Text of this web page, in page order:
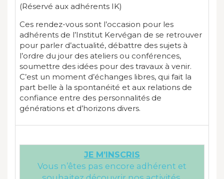
(Réservé aux adhérents IK)
Ces rendez-vous sont l’occasion pour les
adhérents de l’Institut Kervégan de se retrouver
pour parler d’actualité, débattre des sujets à
l’ordre du jour des ateliers ou conférences,
soumettre des idées pour des travaux à venir.
C’est un moment d’échanges libres, qui fait la
part belle à la spontanéité et aux relations de
confiance entre des personnalités de
générations et d’horizons divers.
JE M’INSCRIS
Vous n’êtes pas encore adhérent et